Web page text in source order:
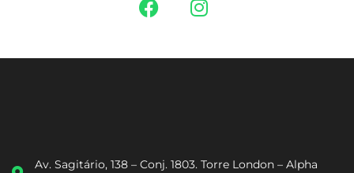
Av. Sagitário, 138 – Conj. 1803. Torre London – Alpha